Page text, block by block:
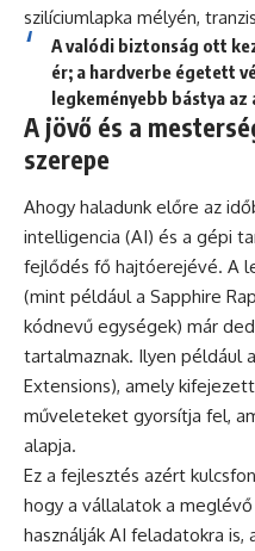
szilíciumlapka mélyén,
A valódi biztonság ott
ér; a hardverbe égetett
legkeményebb bástya
A jövő és a
szerepe
Ahogy haladunk előre az
intelligencia (AI) és a gépi
fejlődés fő hajtóerejévé. A
(mint például a Sapphire
kódnevű egységek) már
tartalmaznak. Ilyen például
Extensions), amely
műveleteket gyorsítja fel,
alapja.
Ez a fejlesztés azért
hogy a vállalatok a
használják AI feladatokra